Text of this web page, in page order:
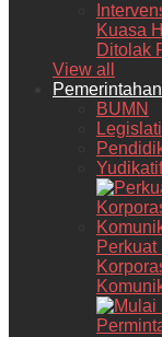
Kuasa
Ditolak
View all
Pemerintahan
BUMN
Yudikatif